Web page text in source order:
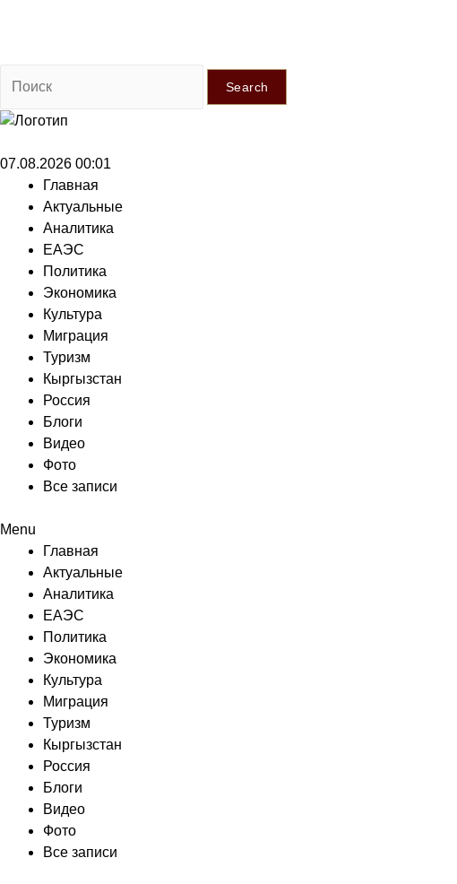
Search
07.08.2026 00:01
Главная
Актуальные
Аналитика
ЕАЭС
Политика
Экономика
Культура
Миграция
Туризм
Кыргызстан
Россия
Блоги
Видео
Фото
Все записи
Menu
Главная
Актуальные
Аналитика
ЕАЭС
Политика
Экономика
Культура
Миграция
Туризм
Кыргызстан
Россия
Блоги
Видео
Фото
Все записи